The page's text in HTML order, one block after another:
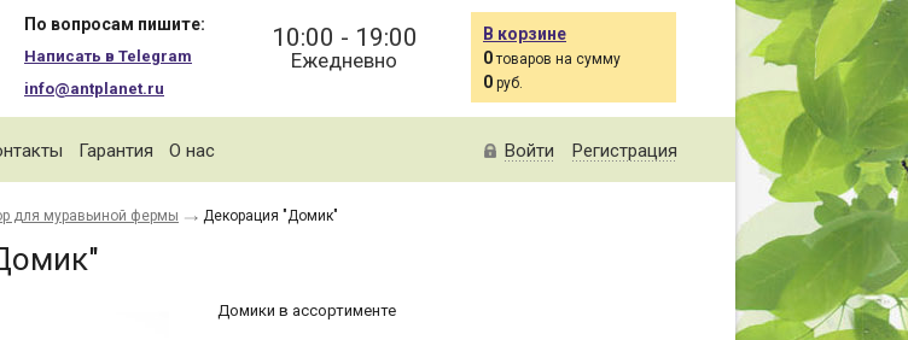
По вопросам пишите:
Написать в Telegram
info@antplanet.ru
10:00 - 19:00
Ежедневно
В корзине
0товаров на сумму
0 руб.
Гарантия О нас Войти Регистрация
для муравьиной фермы Декорация "Домик"
Домики в ассортименте